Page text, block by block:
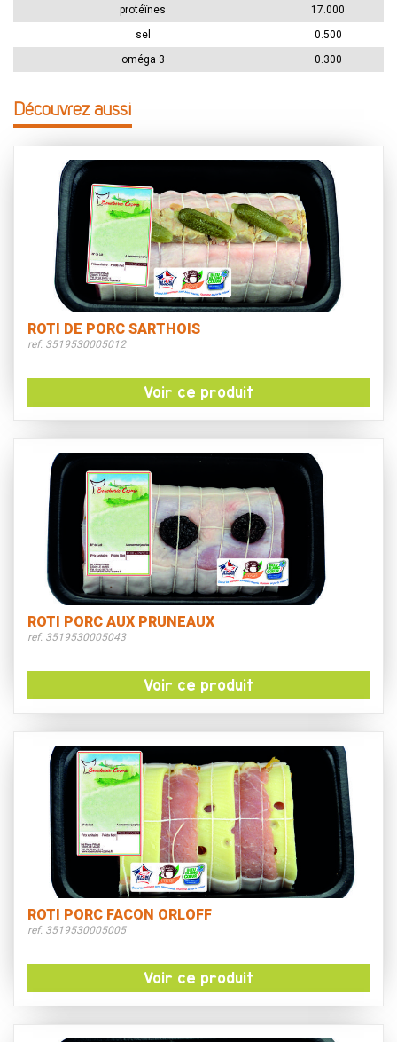
protéïnes
17.000
sel
0.500
oméga 3
0.300
Découvrez aussi
ROTI DE PORC SARTHOIS
ref. 3519530005012
Voir ce produit
ROTI PORC AUX PRUNEAUX
ref. 3519530005043
Voir ce produit
ROTI PORC FACON ORLOFF
ref. 3519530005005
Voir ce produit